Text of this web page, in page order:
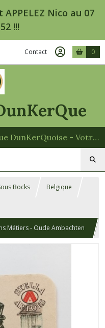
APPELEZ Nico au 07
!!!
Contact 0
Votre CaVe à BièRes et BouTiQue DunKerQuoise - Votre Spécialiste des Paniers Garnis
Bocks Belgique
Métiers - Oude Ambachten